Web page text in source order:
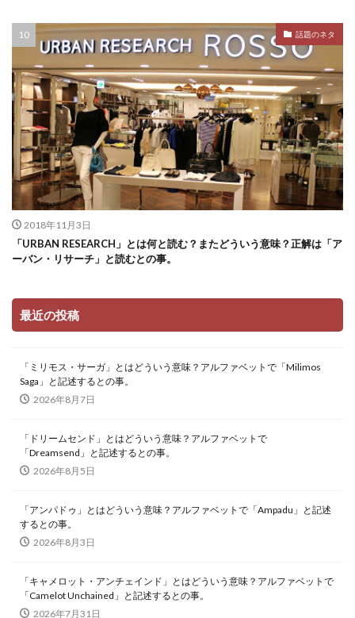
話題のネタ
2018年11月3日
「URBAN RESEARCH」とは何と読む？またどういう意味？正解は「ア
ーバン・リサーチ」と読むとの事。
最近の投稿
「ミリモス・サーガ」とはどういう意味？アルファベットで「Milimos
Saga」と記述するとの事。
2026年8月7日
「ドリームセンド」とはどういう意味？アルファベットで
「Dreamsend」と記述するとの事。
2026年8月5日
「アンパドゥ」とはどういう意味？アルファベットで「Ampadu」と記述
するとの事。
2026年8月3日
「キャメロット・アンチェインド」とはどういう意味？アルファベットで
「Camelot Unchained」と記述するとの事。
2026年7月31日